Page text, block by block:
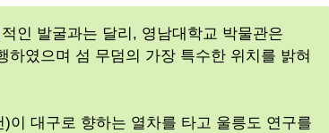
인 발굴과는 달리, 영남대학교 박물관은
였으며 섬 무덤의 가장 특수한 위치를 밝혀
이 대구로 향하는 열차를 타고 울릉도 연구를